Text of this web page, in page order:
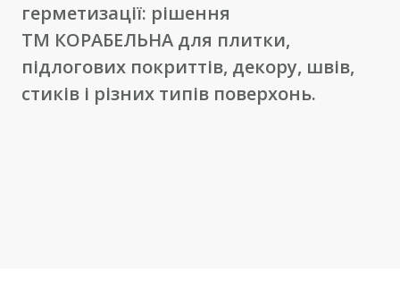
герметизації: рішення
ТМ КОРАБЕЛЬНА для плитки,
підлогових покриттів, декору, швів,
стиків і різних типів поверхонь.